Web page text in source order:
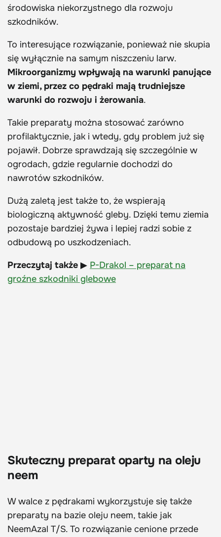
środowiska niekorzystnego dla rozwoju
szkodników.
To interesujące rozwiązanie, ponieważ nie skupia
się wyłącznie na samym niszczeniu larw.
Mikroorganizmy wpływają na warunki panujące
w ziemi, przez co pędraki mają trudniejsze
warunki do rozwoju i żerowania.
Takie preparaty można stosować zarówno
profilaktycznie, jak i wtedy, gdy problem już się
pojawił. Dobrze sprawdzają się szczególnie w
ogrodach, gdzie regularnie dochodzi do
nawrotów szkodników.
Dużą zaletą jest także to, że wspierają
biologiczną aktywność gleby. Dzięki temu ziemia
pozostaje bardziej żywa i lepiej radzi sobie z
odbudową po uszkodzeniach.
Przeczytaj także ▶ P-Drakol – preparat na
groźne szkodniki glebowe
Skuteczny preparat oparty na oleju
neem
W walce z pędrakami wykorzystuje się także
preparaty na bazie oleju neem, takie jak
NeemAzal T/S. To rozwiązanie cenione przede